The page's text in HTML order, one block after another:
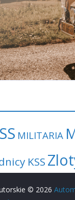
MILITARIA
KSS
© 2026